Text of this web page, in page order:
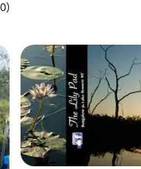
genomsnittligt betyg, 170